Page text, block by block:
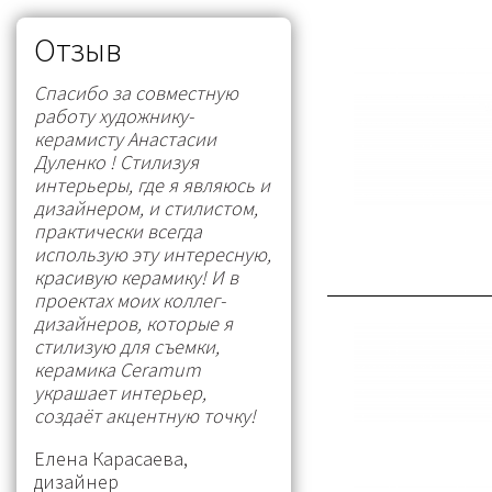
Отзыв
Спасибо за совместную
работу художнику-
керамисту Анастасии
Дуленко ! Стилизуя
интерьеры, где я являюсь и
дизайнером, и стилистом,
практически всегда
использую эту интересную,
красивую керамику! И в
проектах моих коллег-
дизайнеров, которые я
стилизую для съемки,
керамика Ceramum
украшает интерьер,
создаёт акцентную точку!
Елена Карасаева,
дизайнер